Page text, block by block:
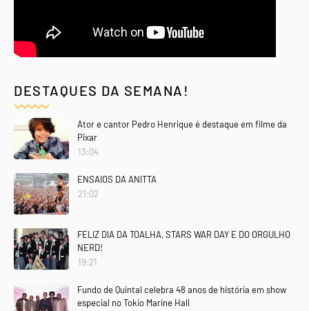
DESTAQUES DA SEMANA!
Ator e cantor Pedro Henrique é destaque em filme da
Pixar
13:04
ENSAIOS DA ANITTA
21:02
FELIZ DIA DA TOALHA, STARS WAR DAY E DO ORGULHO
NERD!
19:21
Fundo de Quintal celebra 48 anos de história em show
especial no Tokio Marine Hall